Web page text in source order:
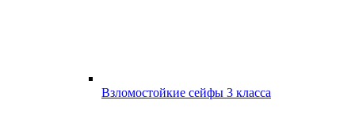
Взломостойкие сейфы 3 класса